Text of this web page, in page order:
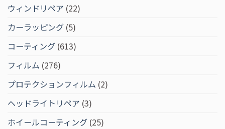
ウィンドリペア (22)
カーラッピング (5)
コーティング (613)
フィルム (276)
プロテクションフィルム (2)
ヘッドライトリペア (3)
ホイールコーティング (25)